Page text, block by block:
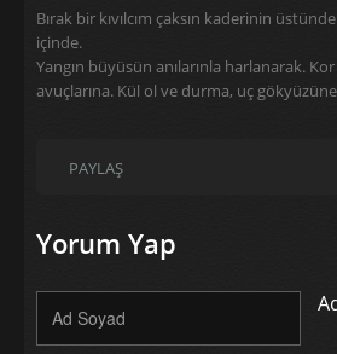
Bırak bir kıvılcım çaksın kaderinin
içinde.
Yangın büyüsün anılarınla harlanarak.
avuçlarına. Kül ol ve durma, uç
PAYLAŞ
Yorum Yap